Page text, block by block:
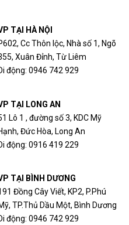
TẠI HÀ NỘI
Cc Thôn lộc, Nhà số 1, Ngõ
Xuân Đỉnh, Từ Liêm
động: 0946 742 929
TẠI LONG AN
Lô 1 , đường số 3, KDC Mỹ
Đức Hòa, Long An
động: 0916 419 229
TẠI BÌNH DƯƠNG
Đồng Cây Viết, KP2, P.Phú
TP.Thủ Dầu Một, Bình Dương
động: 0946 742 929